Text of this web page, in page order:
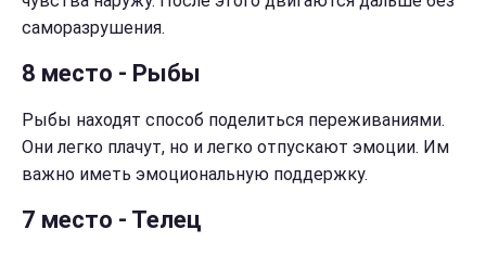
саморазрушения.
8 место - Рыбы
Рыбы находят способ поделиться переживаниями.
Они легко плачут, но и легко отпускают эмоции. Им
важно иметь эмоциональную поддержку.
7 место - Телец